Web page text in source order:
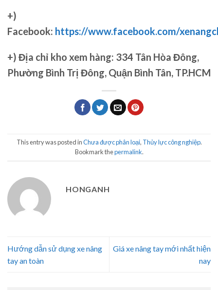
+)
Facebook: https://www.facebook.com/
+) Địa chỉ kho xem hàng: 334 Tân Hòa Đông,
Phường Bình Trị Đông, Quận Bình Tân, TP.HCM
This entry was posted inChưa được phân loại, Thủy lực công nghiệp.
Bookmark thepermalink.
HONGANH
Hướng dẫn sử dụng xe nâng
tay an toàn
Giá xe nâng tay mới nhất hiện
nay